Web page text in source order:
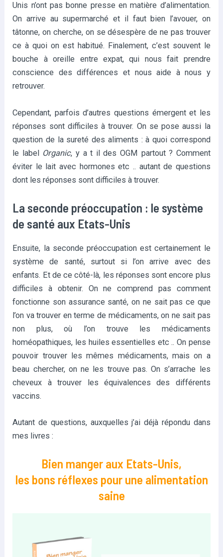
Unis n’ont pas bonne presse en matière d’alimentation.
On arrive au supermarché et il faut bien l’avouer, on
tâtonne, on cherche, on se désespère de ne pas trouver
ce à quoi on est habitué. Finalement, c’est souvent le
bouche à oreille entre expat, qui nous fait prendre
conscience des différences et nous aide à nous y
retrouver.
Cependant, parfois d’autres questions émergent et les
réponses sont difficiles à trouver. On se pose aussi la
question de la sureté des aliments : à quoi correspond
le label Organic, y a t il des OGM partout ? Comment
éviter le lait avec hormones etc .. autant de questions
dont les réponses sont difficiles à trouver.
La seconde préoccupation : le système
de santé aux Etats-Unis
Ensuite, la seconde préoccupation est certainement le
système de santé, surtout si l’on arrive avec des
enfants. Et de ce côté-là, les réponses sont encore plus
difficiles à obtenir. On ne comprend pas comment
fonctionne son assurance santé, on ne sait pas ce que
l’on va trouver en terme de médicaments, on ne sait pas
non plus, où l’on trouve les médicaments
homéopathiques, les huiles essentielles etc .. On pense
pouvoir trouver les mêmes médicaments, mais on a
beau chercher, on ne les trouve pas. On s’arrache les
cheveux à trouver les équivalences des différents
vaccins.
Autant de questions, auxquelles j’ai déjà répondu dans
mes livres :
Bien manger aux Etats-Unis,
les bons réflexes pour une alimentation
saine